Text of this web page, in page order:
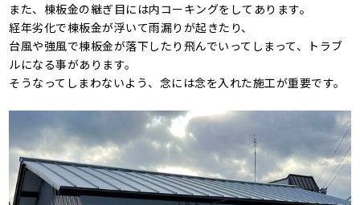
また、棟板金の継ぎ目には内コーキングをしてあります。
経年劣化で棟板金が浮いて雨漏りが起きたり、
台風や強風で棟板金が落下したり飛んでいってしまって、トラブ
ルになる事があります。
そうなってしまわないよう、念には念を入れた施工が重要です。